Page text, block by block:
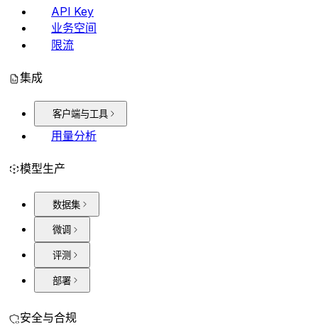
API Key
业务空间
限流
集成
客户端与工具
用量分析
模型生产
数据集
微调
评测
部署
安全与合规